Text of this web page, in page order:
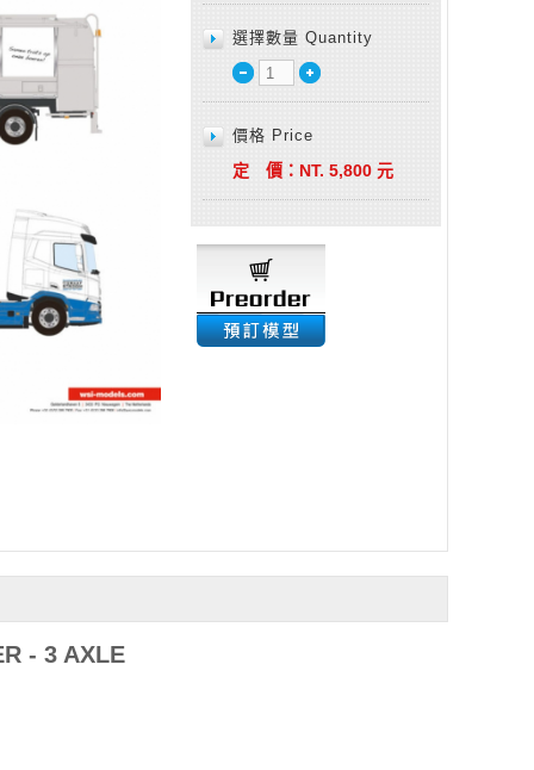
選擇數量 Quantity
價格 Price
定 價： NT. 5,800 元
- 3 AXLE